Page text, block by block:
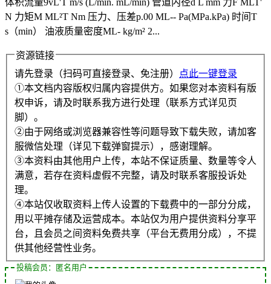
体积流量9vL'T m/s (L/min. mL/min) 管道内径d L mm 力F MLT'
N 力矩M ML²T Nm 压力、压差p.00 ML-- Pa(MPa.kPa) 时间T
s（min） 油液质量密度ML- kg/m² 2...
资源链接
请先登录（扫码可直接登录、免注册）
点此一键登录
①本文档内容版权归属内容提供方。如果您对本资料有版
权申诉，请及时联系我方进行处理（联系方式详见页
脚）。
②由于网络或浏览器兼容性等问题导致下载失败，请加客
服微信处理（详见下载弹窗提示），感谢理解。
③本资料由其他用户上传，本站不保证质量、数量等令人
满意，若存在资料虚假不完整，请及时联系客服投诉处
理。
④本站仅收取资料上传人设置的下载费中的一部分分成，
用以平摊存储及运营成本。本站仅为用户提供资料分享平
台，且会员之间资料免费共享（平台无费用分成），不提
供其他经营性业务。
投稿会员：匿名用户